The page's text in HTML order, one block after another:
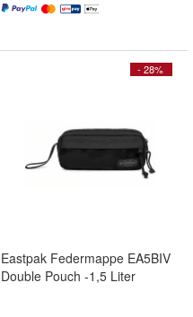
- 28%
Eastpak Federmappe EA5BIV
Double Pouch -1,5 Liter